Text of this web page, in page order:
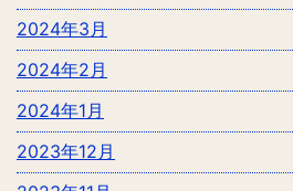
2024年3月
2024年2月
2024年1月
2023年12月